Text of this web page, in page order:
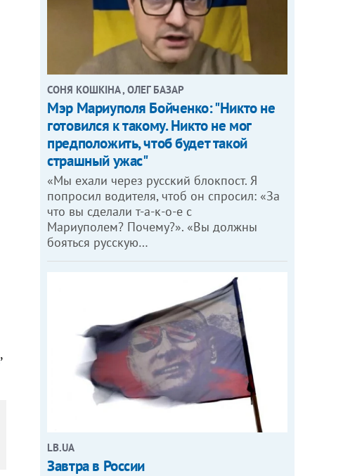
,
СОНЯ КОШКІНА , ОЛЕГ БАЗАР
Мэр Мариуполя Бойченко: "Никто не
готовился к такому. Никто не мог
предположить, чтоб будет такой
страшный ужас"
«Мы ехали через русский блокпост. Я
попросил водителя, чтоб он спросил: «За
что вы сделали т-а-к-о-е с
Мариуполем? Почему?». «Вы должны
бояться русскую…
LB.UA
Завтра в России